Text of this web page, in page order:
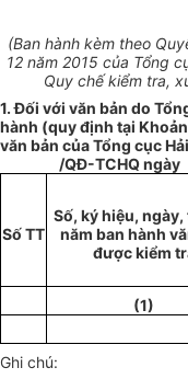
(Ban hành kèm theo
12 năm 2015 của Tổng
Quy chế kiểm tra,
1. Đối với văn bản do
hành (quy định tại
văn bản củaTổng cục Hải
/QĐ-TCHQ
Số TT
Số, ký hiệu, ngày,
năm ban hành
được kiểm
(1)
Ghi chú: